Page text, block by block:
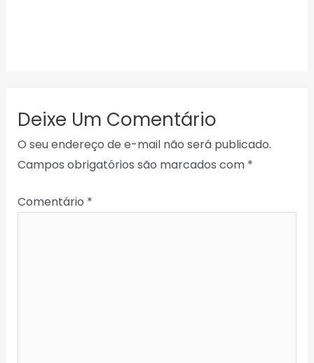
Deixe Um Comentário
O seu endereço de e-mail não será publicado.
Campos obrigatórios são marcados com *
Comentário *